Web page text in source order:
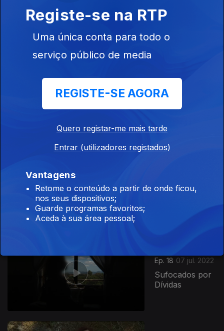
26 mai. 2022
Prova de
Ep. 17
Ciberataque
Viver Com 700
Ep. 18 07 jul. 2022
Sufocados por
Dívidas
Registe-se na RTP
Uma única conta para todo o
serviço público de media
REGISTE-SE AGORA
Quero registar-me mais tarde
Entrar (utilizadores registados)
Vantagens
Retome o conteúdo a partir de onde ficou,
nos seus dispositivos;
Guarde programas favoritos;
Aceda à sua área pessoal;